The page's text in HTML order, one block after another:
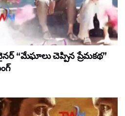
“మేఘాలు చెప్పిన ప్రేమకథ”